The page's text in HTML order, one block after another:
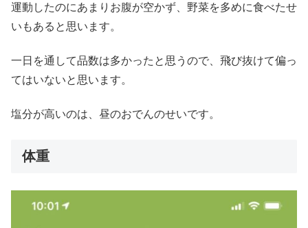
運動したのにあまりお腹が空かず、野菜を多めに食べたせ
いもあると思います。
一日を通して品数は多かったと思うので、飛び抜けて偏っ
てはいないと思います。
塩分が高いのは、昼のおでんのせいです。
体重